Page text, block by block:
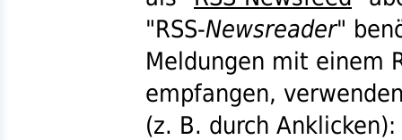
"RSS-Newsreader"
Meldungen mit einem
empfangen,
(z. B. durch Anklicken):